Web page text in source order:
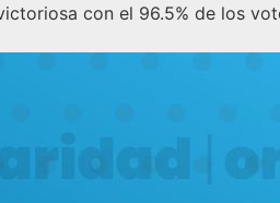
con el 96.5% de los